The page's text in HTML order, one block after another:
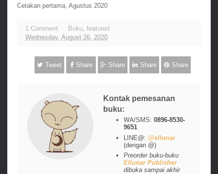
Cetakan pertama, Agustus 2020
1 Comment Buku featured
Wednesday, August 26, 2020
Tweet Share Share Share Share
Kontak pemesanan
buku:
WA/SMS:0896-8530-
9651
LINE@:@ellunar
(dengan @)
Preorder buku-buku
Ellunar Publisher
dibuka sampai akhir